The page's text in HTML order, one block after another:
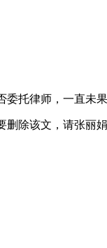
托律师，一直未果
除该文，请张丽